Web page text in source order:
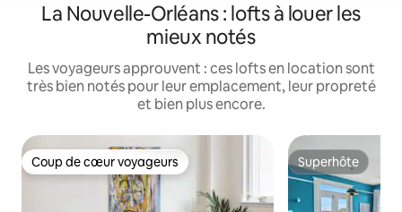
La Nouvelle-Orléans : lofts à louer les
mieux notés
Les voyageurs approuvent : ces lofts en location sont
très bien notés pour leur emplacement, leur propreté
et bien plus encore.
Coup de cœur voyageurs
Coup de cœur voyageurs Superhôte
Superhôte